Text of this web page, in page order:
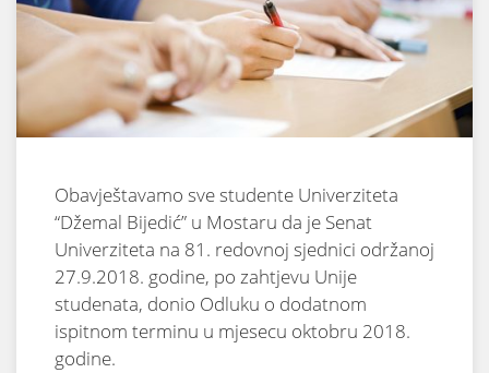
Obavještavamo sve studente Univerziteta
“Džemal Bijedić” u Mostaru da je Senat
Univerziteta na 81. redovnoj sjednici održanoj
27.9.2018. godine, po zahtjevu Unije
studenata, donio Odluku o dodatnom
ispitnom terminu u mjesecu oktobru 2018.
godine.